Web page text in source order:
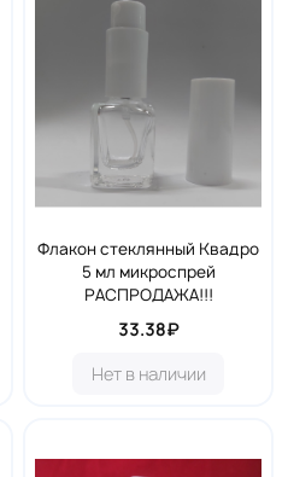
Флакон стеклянный Квадро
5 мл микроспрей
РАСПРОДАЖА!!!
33.38₽
Нет в наличии